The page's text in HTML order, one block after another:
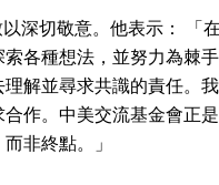
以深切敬意。他表示：
各種想法，並努力為棘
解並尋求共識的責任。
合作。中美交流基金會
非終點。」